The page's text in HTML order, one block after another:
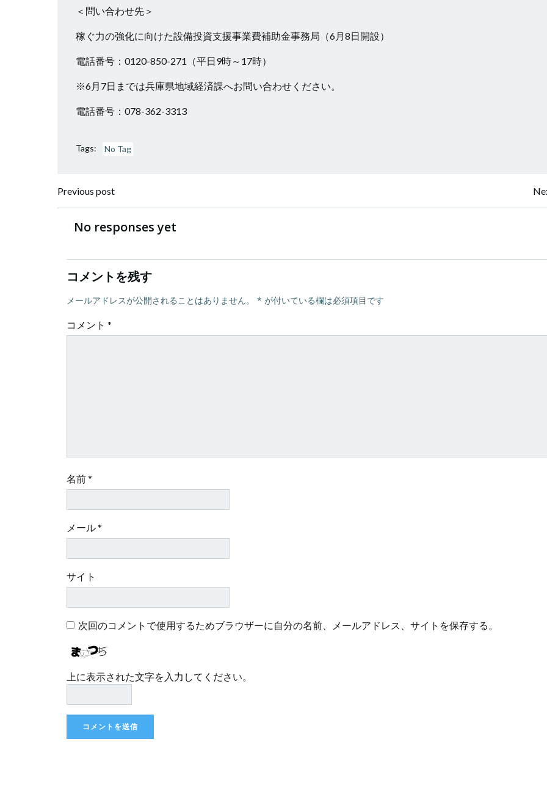
＜問い合わせ先＞
稼ぐ力の強化に向けた設備投資支援事業費補助金事務局（6月8日開設）
電話番号：0120-850-271（平日9時～17時）
※6月7日までは兵庫県地域経済課へお問い合わせください。
電話番号：078-362-3313
Tags: No Tag
投
稿
ナ
ビ
ゲ
ー
Previous post
ナ
ゲ
ー
No responses yet
コメントを残す
メールアドレスが公開されることはありません。 * が付いている欄は必須項目です
コメント *
名前*
メール*
サイト
次回のコメントで使用するためブラウザーに自分の名前、メールアドレス、サイトを保存する。
上に表示された文字を入力してください。